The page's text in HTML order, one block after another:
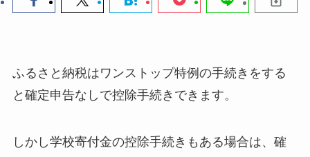
ふるさと納税はワンストップ特例の手続きをする
と確定申告なしで控除手続きできます。
しかし学校寄付金の控除手続きもある場合は、確